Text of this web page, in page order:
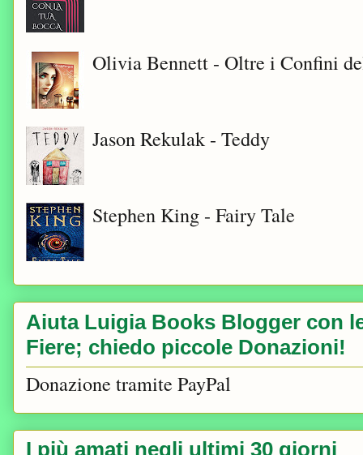
Olivia Bennett - Oltre i Confini
Jason Rekulak - Teddy
Stephen King - Fairy Tale
Aiuta Luigia Books Blogger con
Fiere; chiedo piccole Donazioni!
Donazione tramite PayPal
I più amati negli ultimi 30 giorni